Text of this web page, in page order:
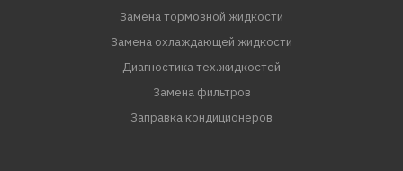
Замена тормозной жидкости
Замена охлаждающей жидкости
Диагностика тех.жидкостей
Замена фильтров
Заправка кондиционеров